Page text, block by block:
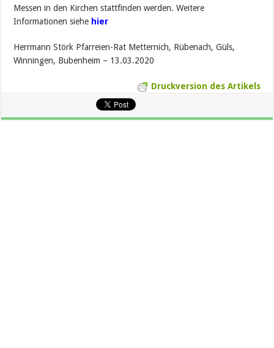
Messen in den Kirchen stattfinden werden. Weitere
Informationen siehe hier
Herrmann Störk Pfarreien-Rat Metternich, Rübenach, Güls,
Winningen, Bubenheim – 13.03.2020
Druckversion des Artikels